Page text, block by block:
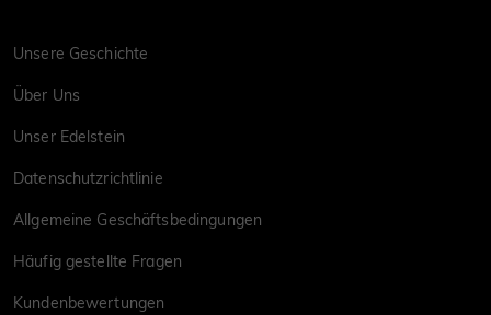
Unsere Geschichte
Über Uns
Unser Edelstein
Datenschutzrichtlinie
Allgemeine Geschäftsbedingungen
Häufig gestellte Fragen
Kundenbewertungen